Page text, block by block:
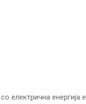
електрична енергија